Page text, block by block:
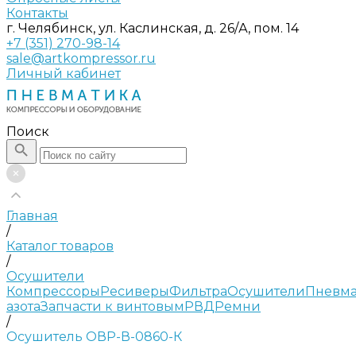
Контакты
г. Челябинск, ул. Каслинская, д. 26/А, пом. 14
+7 (351) 270-98-14
sale@artkompressor.ru
Личный кабинет
Поиск
Главная
/
Каталог товаров
/
Осушители
КомпрессорыРесиверыФильтраОсушители
азотаЗапчасти к винтовымРВДРемни
/
Осушитель ОВР-В-0860-К